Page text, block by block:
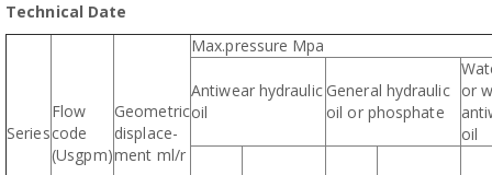
Technical Date
Series
Flow
code
(Usgpm)
Geometric
displace-
ment ml/r
Max.pressure Mpa
Antiwear hydraulic
oil
General hydraulic
oil or phosphate
or
oil